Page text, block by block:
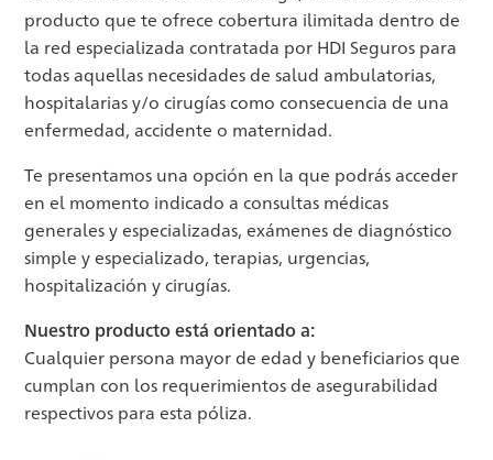
producto que te ofrece cobertura ilimitada dentro de
la red especializada contratada por HDI Seguros para
todas aquellas necesidades de salud ambulatorias,
hospitalarias y/o cirugías como consecuencia de una
enfermedad, accidente o maternidad.
Te presentamos una opción en la que podrás acceder
en el momento indicado a consultas médicas
generales y especializadas, exámenes de diagnóstico
simple y especializado, terapias, urgencias,
hospitalización y cirugías.
Nuestro producto está orientado a:
Cualquier persona mayor de edad y beneficiarios que
cumplan con los requerimientos de asegurabilidad
respectivos para esta póliza.